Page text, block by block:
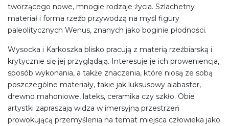
tworzącego nowe, mnogie rodzaje życia. Szlachetny
materiał i forma rzeźb przywodzą na myśl figury
paleolitycznych Wenus, znanych jako boginie płodności.
Wysocka i Karkoszka blisko pracują z materią rzeźbiarską i
krytycznie się jej przyglądają. Interesuje je ich proweniencja,
sposób wykonania, a także znaczenia, które niosą ze sobą
poszczególne materiały, takie jak luksusowy alabaster,
drewno mahoniowe, lateks, ceramika czy szkło. Obie
artystki zapraszają widza w imersyjną przestrzeń
prowokującą przemyślenia na temat miejsca człowieka jako